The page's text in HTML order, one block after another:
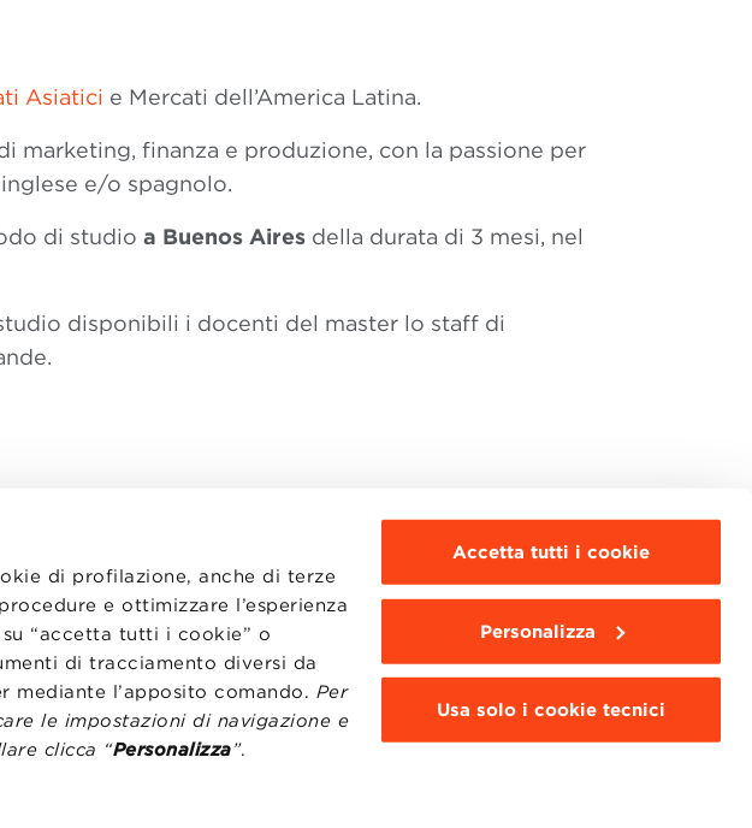
di profilazione, anche di terze
e ottimizzare l’esperienza
“accetta tutti i cookie” o
di tracciamento diversi da
mediante l’apposito comando. Per
le impostazioni di navigazione e
clicca “Personalizza”.
Accetta tutti i cookie
Personalizza
Usa solo i cookie tecnici
Asiatici e Mercati dell’America Latina.
marketing, finanza e produzione, con la passione per
e/o spagnolo.
di studio a Buenos Aires della durata di 3 mesi, nel
disponibili i docenti del master lo staff di
CON NOI
WEBMAIL
BBS COMMUNITY PORTAL
PRESS